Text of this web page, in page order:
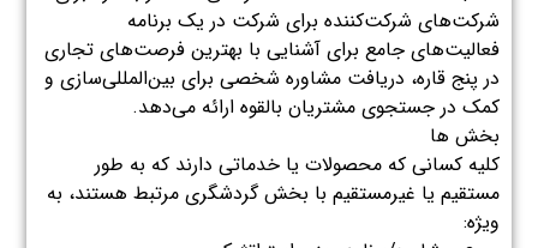
شرکت‌های شرکت‌کننده برای شرکت در یک برنامه
فعالیت‌های جامع برای آشنایی با بهترین فرصت‌های تجاری
در پنج قاره، دریافت مشاوره شخصی برای بین‌المللی‌سازی و
کمک در جستجوی مشتریان بالقوه ارائه می‌دهد.
بخش ها
کلیه کسانی که محصولات یا خدماتی دارند که به طور
مستقیم یا غیرمستقیم با بخش گردشگری مرتبط هستند، به
ویژه: